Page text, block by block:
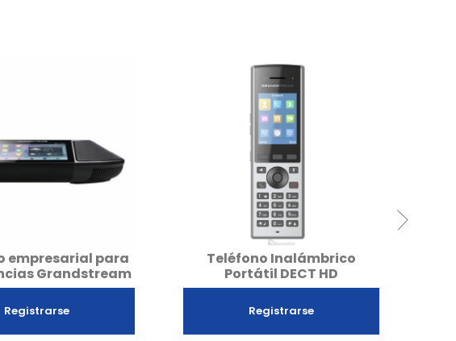
empresarial para
Grandstream
GAC2500
Registrarse
Teléfono Inalámbrico
Portátil DECT HD
Grandstream DP730
Registrarse